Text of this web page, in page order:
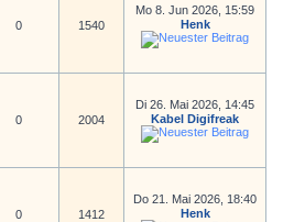
0 1540
Mo 8. Jun 2026, 15:59
Henk
0 2004
Di 26. Mai 2026, 14:45
Kabel Digifreak
0 1412
Do 21. Mai 2026, 18:40
Henk